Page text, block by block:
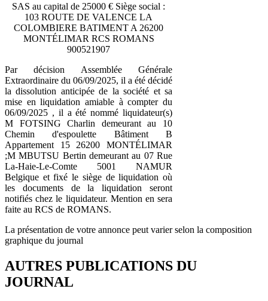
SAS au capital de 25000 € Siège social :
103 ROUTE DE VALENCE LA
COLOMBIERE BATIMENT A 26200
MONTÉLIMAR RCS ROMANS
900521907
Par décision Assemblée Générale
Extraordinaire du 06/09/2025, il a été décidé
la dissolution anticipée de la société et sa
mise en liquidation amiable à compter du
06/09/2025 , il a été nommé liquidateur(s)
M FOTSING Charlin demeurant au 10
Chemin d'espoulette Bâtiment B
Appartement 15 26200 MONTÉLIMAR
;M MBUTSU Bertin demeurant au 07 Rue
La-Haie-Le-Comte 5001 NAMUR
Belgique et fixé le siège de liquidation où
les documents de la liquidation seront
notifiés chez le liquidateur. Mention en sera
faite au RCS de ROMANS.
La présentation de votre annonce peut varier selon la composition
graphique du journal
AUTRES PUBLICATIONS DU
JOURNAL